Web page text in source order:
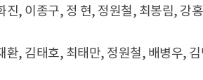
진, 이종구, 정 현, 정원철, 최봉림, 강
환, 김태호, 최태만, 정원철, 배병우,